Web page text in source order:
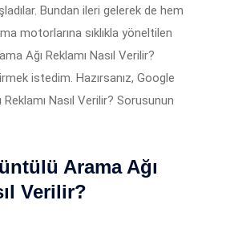
Bundan ileri gelerek de hem
motorlarına sıklıkla yöneltilen
Ağı Reklamı Nasıl Verilir?
istedim. Hazırsanız, Google
Nasıl Verilir? Sorusunun
Arama Ağı
Verilir?